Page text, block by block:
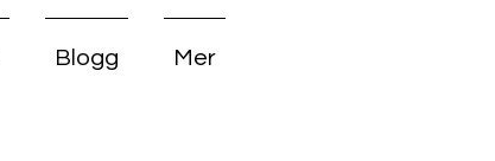
Blogg Mer